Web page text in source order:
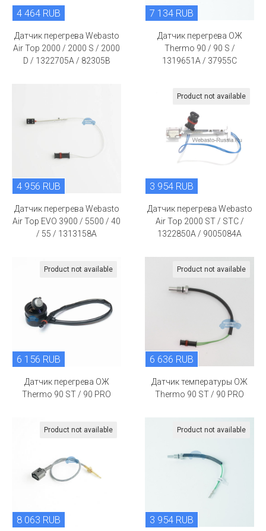
4 464 RUB
Датчик перегрева Webasto
Air Top 2000 / 2000 S / 2000
D / 1322705A / 82305B
7 134 RUB
Датчик перегрева ОЖ
Thermo 90 / 90 S /
1319651A / 37955C
4 956 RUB
Датчик перегрева Webasto
Air Top EVO 3900 / 5500 / 40
/ 55 / 1313158A
Product not available
3 954 RUB
Датчик перегрева Webasto
Air Top 2000 ST / STC /
1322850A / 9005084A
Product not available
6 156 RUB
Датчик перегрева ОЖ
Thermo 90 ST / 90 PRO
Product not available
6 636 RUB
Датчик температуры ОЖ
Thermo 90 ST / 90 PRO
Product not available
8 063 RUB
Product not available
3 954 RUB